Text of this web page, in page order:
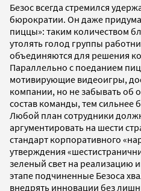
Безос всегда стремился
бюрократии. Он даже
пиццы»: таким количеством
утолять голод группы
объединяются для решения
Параллельно с поеданием
мотивирующие видеоигры,
компании, но не забывать об
состав команды, тем сильнее
Любой план сотрудники
аргументировать на шести
стандарт корпоративного
утверждения
зеленый свет на реализацию
этапе подчиненные Безоса
внедрять инновации без